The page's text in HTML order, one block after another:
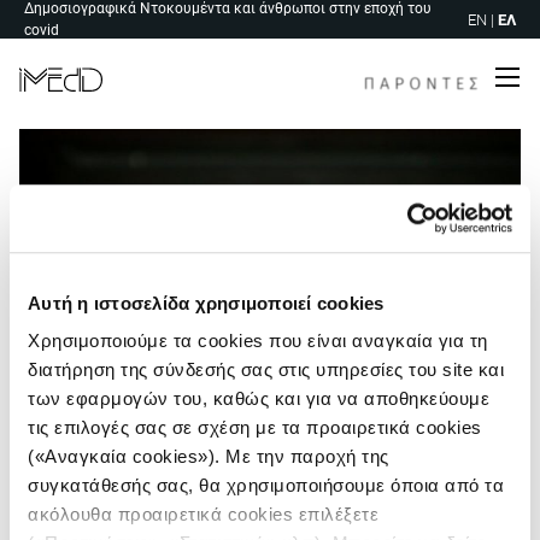
Αυτή η ιστοσελίδα χρησιμοποιεί cookies
Χρησιμοποιούμε τα cookies που είναι αναγκαία για τη
διατήρηση της σύνδεσής σας στις υπηρεσίες του site και
των εφαρμογών του, καθώς και για να αποθηκεύουμε
τις επιλογές σας σε σχέση με τα προαιρετικά cookies
(«Αναγκαία cookies»). Με την παροχή της
συγκατάθεσής σας, θα χρησιμοποιήσουμε όποια από τα
ακόλουθα προαιρετικά cookies επιλέξετε
Skip
to
content
Δημοσιογραφικά Ντοκουμέντα και άνθρωποι στην εποχή του
covid
EN | ΕΛ
Πλοήγηση